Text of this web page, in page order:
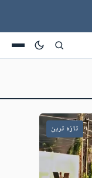
تازہ ترین